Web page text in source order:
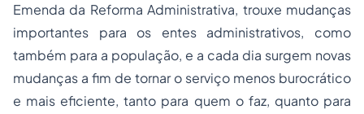
Emenda da Reforma Administrativa, trouxe mudanças
importantes para os entes administrativos, como
também para a população, e a cada dia surgem novas
mudanças a fim de tornar o serviço menos burocrático
e mais eficiente, tanto para quem o faz, quanto para